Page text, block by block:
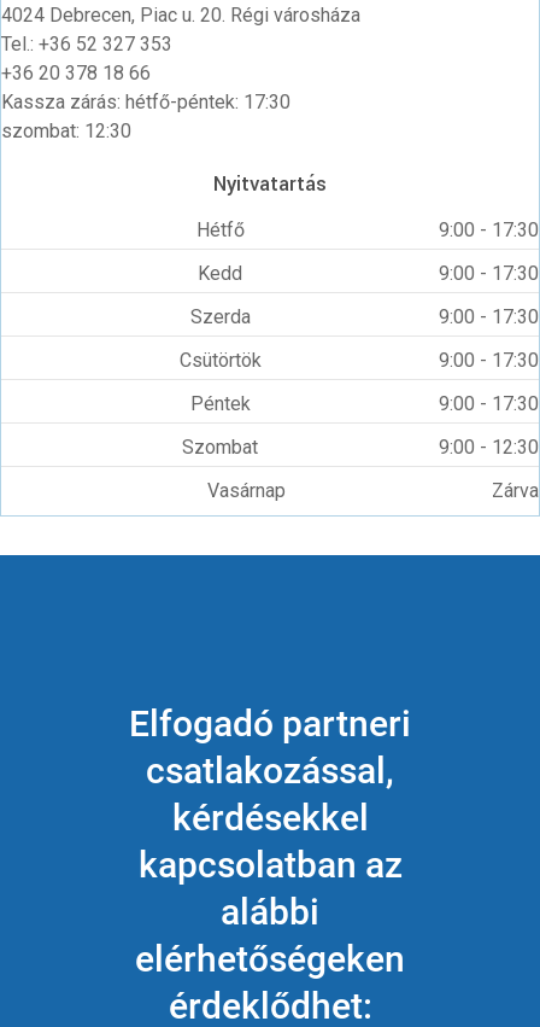
4024 Debrecen, Piac u. 20. Régi városháza
Tel.: +36 52 327 353
+36 20 378 18 66
Kassza zárás: hétfő-péntek: 17:30
szombat: 12:30
Nyitvatartás
Hétfő
9:00 - 17:30
Kedd
9:00 - 17:30
Szerda
9:00 - 17:30
Csütörtök
9:00 - 17:30
Péntek
9:00 - 17:30
Szombat
9:00 - 12:30
Vasárnap
Zárva
Elfogadó partneri
csatlakozással,
kérdésekkel
kapcsolatban az
alábbi
elérhetőségeken
érdeklődhet: